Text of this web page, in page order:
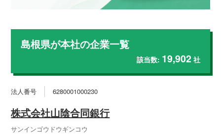
島根県が本社の企業一覧
該当数: 19,902 社
法人番号 6280001000230
株式会社山陰合同銀行
サンインゴウドウギンコウ